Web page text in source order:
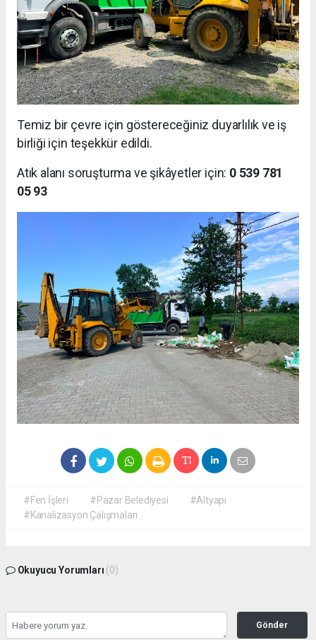
Temiz bir çevre için göstereceğiniz duyarlılık ve iş
birliği için teşekkür edildi.
Atık alanı soruşturma ve şikâyetler için: 0 539 781
05 93
#Fen İşleri #Pazar Belediyesi
#Altyapı
#Kanalizasyon Çalışmaları
Okuyucu Yorumları (0)
Gönder